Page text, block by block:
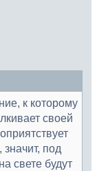
к которому
своей
под
свете будут